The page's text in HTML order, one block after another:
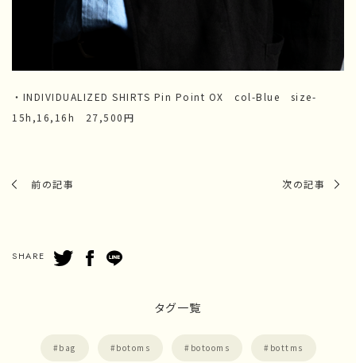
・INDIVIDUALIZED SHIRTS Pin Point OX col-Blue size-
15h,16,16h 27,500円
前の記事 次の記事
SHARE
タグ一覧
bag botoms botooms bottms